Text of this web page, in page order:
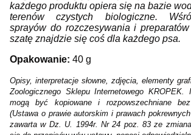
każdego produktu opiera się na bazie
terenów czystych biologiczne.
sprayów do rozczesywania i
szatę znajdzie się coś dla każdego psa.
Opakowanie: 40 g
Opisy, interpretacje słowne, zdjęcia, elementy
Zoologicznego Sklepu Internetowego KROPEK.
mogą być kopiowane i rozpowszechniane
(Ustawa o prawie autorskim i prawach
zawarta w Dz. U. 1994r. Nr 24 poz. 83 ze